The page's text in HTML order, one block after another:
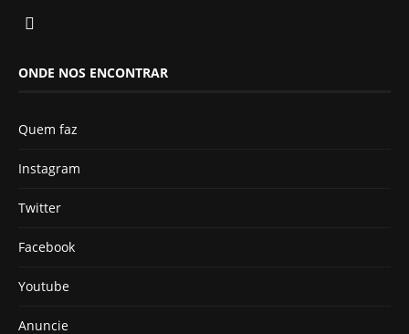
ONDE NOS ENCONTRAR
Quem faz
Instagram
Twitter
Facebook
Youtube
Anuncie